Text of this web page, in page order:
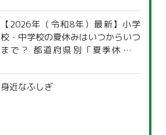
【2026年（令和8年）最新】小学
校・中学校の夏休みはいつからいつ
まで？ 都道府県別「夏季休暇一
身近なふしぎ